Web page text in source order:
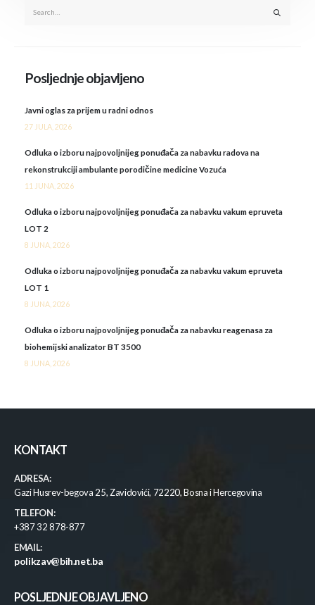
Posljednje objavljeno
Javni oglas za prijem u radni odnos
27 JULA, 2026
Odluka o izboru najpovoljnijeg ponuđača za nabavku radova na
rekonstrukciji ambulante porodičine medicine Vozuća
11 JUNA, 2026
Odluka o izboru najpovoljnijeg ponuđača za nabavku vakum epruveta
LOT 2
8 JUNA, 2026
Odluka o izboru najpovoljnijeg ponuđača za nabavku vakum epruveta
LOT 1
8 JUNA, 2026
Odluka o izboru najpovoljnijeg ponuđača za nabavku reagenasa za
biohemijski analizator BT 3500
8 JUNA, 2026
KONTAKT
ADRESA:
Gazi Husrev-begova 25, Zavidovići, 72220, Bosna i Hercegovina
TELEFON:
+387 32 878-877
EMAIL:
polikzav@bih.net.ba
POSLJEDNJE OBJAVLJENO